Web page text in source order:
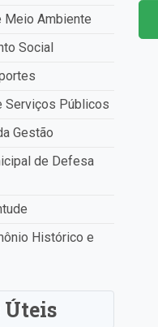
Meio Ambiente
Social
Serviços Públicos
Gestão
de Defesa
Histórico e
Úteis